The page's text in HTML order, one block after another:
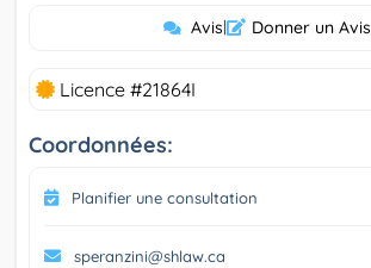
Avis| Donner un Avis
Licence #21864I
Coordonnées:
Planifier une consultation
speranzini@shlaw.ca